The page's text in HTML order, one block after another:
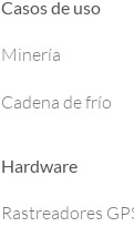
Casos de uso
Minería
Cadena de frío
Hardware
Rastreadores